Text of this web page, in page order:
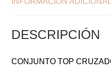
DESCRIPCIÓN
CONJUNTO TOP